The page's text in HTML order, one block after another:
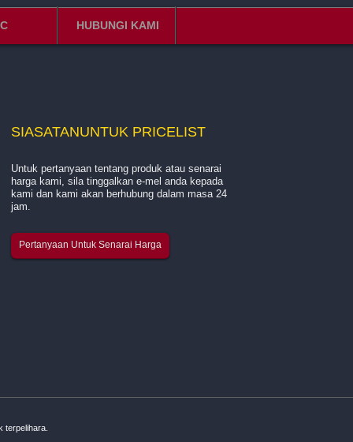
HUBUNGI KAMI
SIASATANUNTUK PRICELIST
Untuk pertanyaan tentang produk atau senarai
harga kami, sila tinggalkan e-mel anda kepada
kami dan kami akan berhubung dalam masa 24
jam.
Pertanyaan Untuk Senarai Harga
Pengenalan tentang gl syarikat kami...
pengeluar terkemuka yang mengkhusus dalam
benang gentian kaca, kain mesh gentian kaca dan tali
terpelihara.